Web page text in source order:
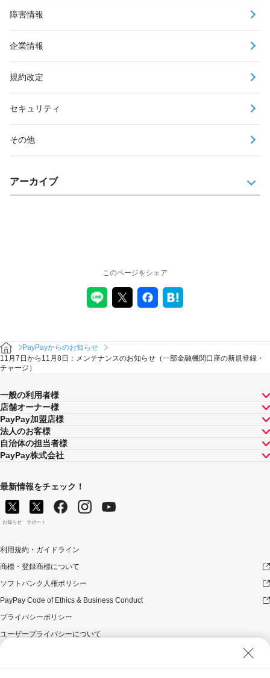
障害情報
企業情報
規約改定
セキュリティ
その他
アーカイブ
このページをシェア
PayPayからのお知らせ
11月7日から11月8日：メンテナンスのお知らせ（一部金融機関口座の新規登録・
チャージ）
一般の利用者様
店舗オーナー様
PayPay加盟店様
法人のお客様
自治体の担当者様
PayPay株式会社
最新情報をチェック！
お知らせ サポート
利用規約・ガイドライン
商標・登録商標について
ソフトバンク人権ポリシー
PayPay Code of Ethics & Business Conduct
プライバシーポリシー
ユーザープライバシーについて
ウェブサイト利用規約